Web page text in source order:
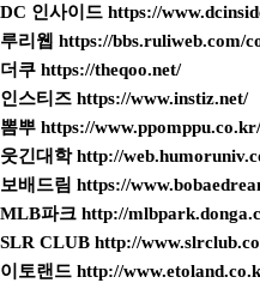
DC 인사이드 https://
루리웹 https://bbs.ruliweb.com/
더쿠 https://theqoo.net/
인스티즈 https://www.instiz.net/
뽐뿌 https://www.ppomppu.co.kr/
웃긴대학http://
보배드림 https://
MLB파크 http://
SLR CLUB http://
이토랜드 http://